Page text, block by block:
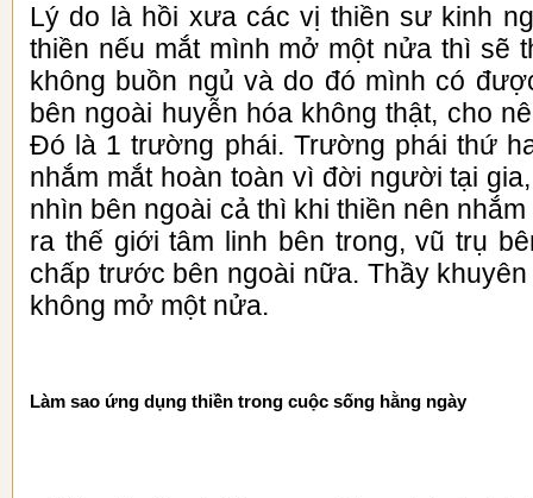
Lý do là hồi xưa các vị thiền sư kinh
thiền nếu mắt mình mở một nửa thì sẽ
không buồn ngủ và do đó mình có
bên ngoài huyễn hóa không thật, cho
Đó là 1 trường phái. Trường phái thứ
nhắm mắt hoàn toàn vì đời người tại
nhìn bên ngoài cả thì khi thiền nên
ra thế giới tâm linh bên trong, vũ trụ
chấp trước bên ngoài nữa. Thầy
không mở một nửa.
Làm sao ứng dụng thiền trong cuộc sống hằng ngày